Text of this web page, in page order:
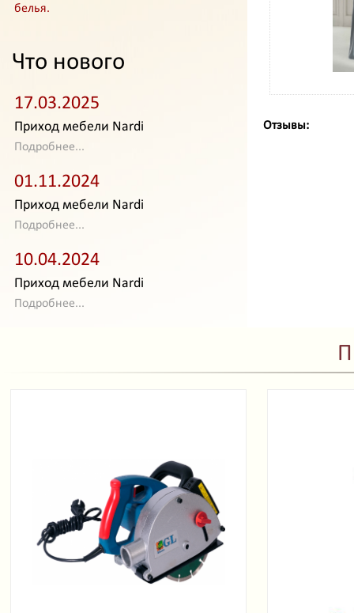
белья.
Что нового
17.03.2025
Приход мебели Nardi
Подробнее...
01.11.2024
Приход мебели Nardi
Подробнее...
10.04.2024
Приход мебели Nardi
Подробнее...
Отзывы: